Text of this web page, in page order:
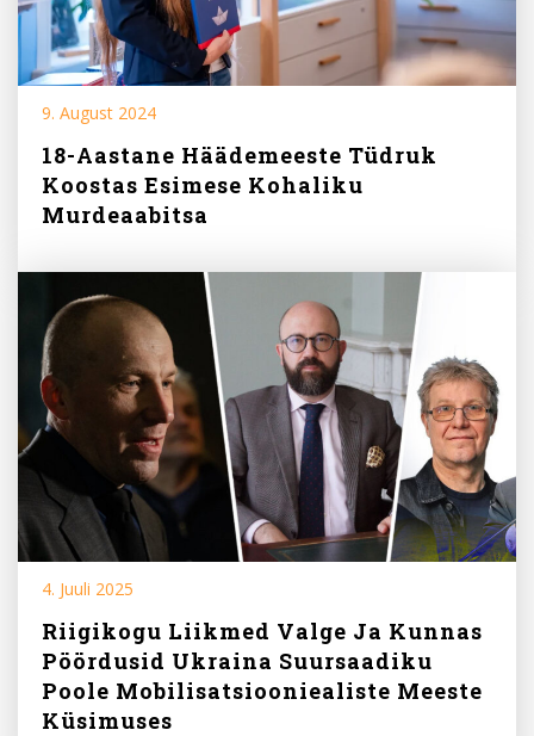
9. August 2024
18-Aastane Häädemeeste Tüdruk
Koostas Esimese Kohaliku
Murdeaabitsa
4. Juuli 2025
Riigikogu Liikmed Valge Ja Kunnas
Pöördusid Ukraina Suursaadiku
Poole Mobilisatsiooniealiste Meeste
Küsimuses